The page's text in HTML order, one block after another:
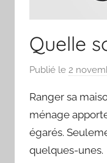
Quelle
Publié le 2
Ranger sa
ménage
égarés.
quelques-unes.